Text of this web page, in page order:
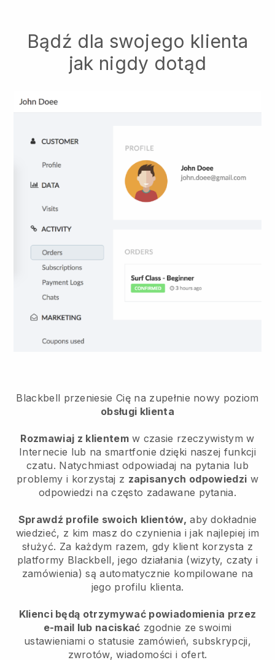
Bądź dla swojego klienta
jak nigdy dotąd
Blackbell przeniesie Cię na zupełnie nowy poziom
obsługi klienta
Rozmawiaj z klientemw czasie rzeczywistym w
Internecie lub na smartfonie dzięki naszej funkcji
czatu. Natychmiast odpowiadaj na pytania lub
problemy i korzystaj z zapisanych odpowiedzi w
odpowiedzi na często zadawane pytania.
Sprawdź profile swoich klientów, aby dokładnie
wiedzieć, z kim masz do czynienia i jak najlepiej im
służyć. Za każdym razem, gdy klient korzysta z
platformy Blackbell, jego działania (wizyty, czaty i
zamówienia) są automatycznie kompilowane na
jego profilu klienta.
Klienci będą otrzymywać powiadomienia przez
e-mail lub naciskać zgodnie ze swoimi
ustawieniami o statusie zamówień, subskrypcji,
zwrotów, wiadomości i ofert.